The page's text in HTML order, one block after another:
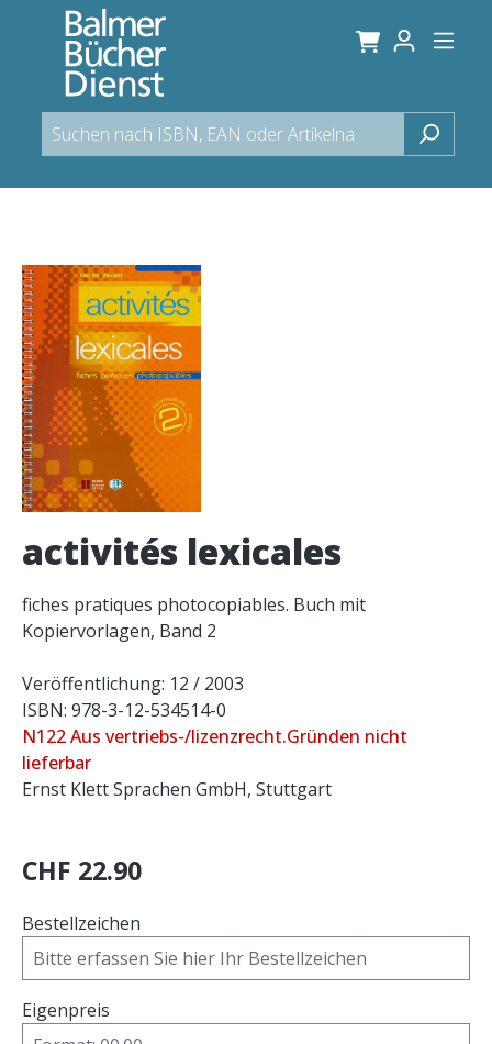
springen
Bildergalerie überspringen
activités lexicales
fiches pratiques photocopiables. Buch mit
Kopiervorlagen, Band 2
Veröffentlichung: 12 / 2003
ISBN: 978-3-12-534514-0
N122 Aus vertriebs-/lizenzrecht.Gründen nicht
lieferbar
Ernst Klett Sprachen GmbH, Stuttgart
CHF 22.90
Bestellzeichen
Eigenpreis